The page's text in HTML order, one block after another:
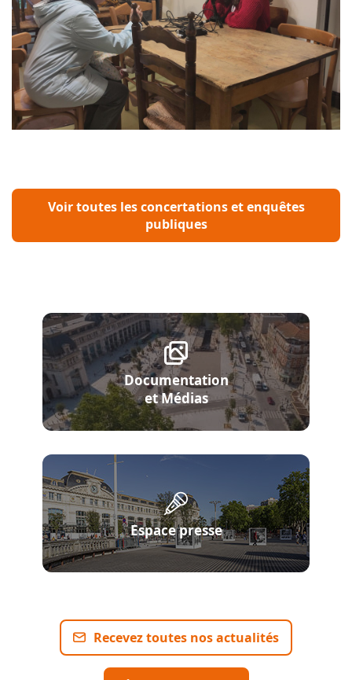
Voir toutes les concertations et enquêtes
publiques
Documentation
et Médias
Espace presse
Recevez toutes nos actualités